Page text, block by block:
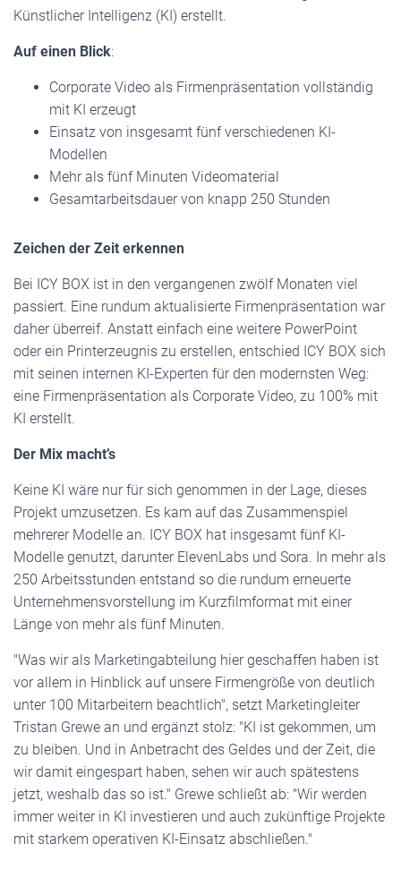
Künstlicher Intelligenz (KI) erstellt.
Auf einen Blick:
Corporate Video als Firmenpräsentation vollständig
mit KI erzeugt
Einsatz von insgesamt fünf verschiedenen KI-
Modellen
Mehr als fünf Minuten Videomaterial
Gesamtarbeitsdauer von knapp 250 Stunden
Zeichen der Zeit erkennen
Bei ICY BOX ist in den vergangenen zwölf Monaten viel
passiert. Eine rundum aktualisierte Firmenpräsentation war
daher überreif. Anstatt einfach eine weitere PowerPoint
oder ein Printerzeugnis zu erstellen, entschied ICY BOX sich
mit seinen internen KI-Experten für den modernsten Weg:
eine Firmenpräsentation als Corporate Video, zu 100% mit
KI erstellt.
Der Mix macht’s
Keine KI wäre nur für sich genommen in der Lage, dieses
Projekt umzusetzen. Es kam auf das Zusammenspiel
mehrerer Modelle an. ICY BOX hat insgesamt fünf KI-
Modelle genutzt, darunter ElevenLabs und Sora. In mehr als
250 Arbeitsstunden entstand so die rundum erneuerte
Unternehmensvorstellung im Kurzfilmformat mit einer
Länge von mehr als fünf Minuten.
"Was wir als Marketingabteilung hier geschaffen haben ist
vor allem in Hinblick auf unsere Firmengröße von deutlich
unter 100 Mitarbeitern beachtlich", setzt Marketingleiter
Tristan Grewe an und ergänzt stolz: "KI ist gekommen, um
zu bleiben. Und in Anbetracht des Geldes und der Zeit, die
wir damit eingespart haben, sehen wir auch spätestens
jetzt, weshalb das so ist." Grewe schließt ab: "Wir werden
immer weiter in KI investieren und auch zukünftige Projekte
mit starkem operativen KI-Einsatz abschließen."